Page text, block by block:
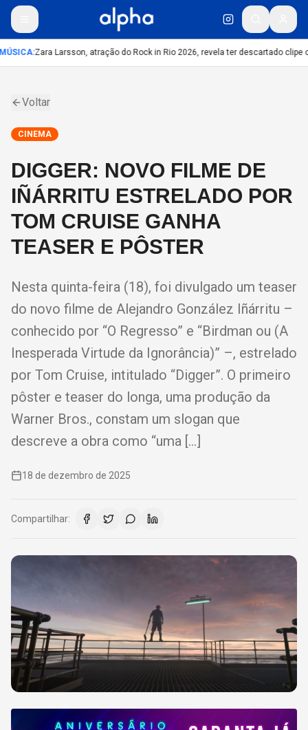
:Zara Larsson, atração do Rock in Rio 2026, revela ter descartado clipe
Voltar
CINEMA
DIGGER: NOVO FILME DE
IÑÁRRITU ESTRELADO POR
TOM CRUISE GANHA
TEASER E PÔSTER
Nesta quinta-feira (18), foi divulgado um teaser
do novo filme de Alejandro González Iñárritu –
conhecido por “O Regresso” e “Birdman ou (A
Inesperada Virtude da Ignorância)” –, estrelado
por Tom Cruise, intitulado “Digger”. O primeiro
pôster e teaser do longa, uma produção da
Warner Bros., constam um slogan que
descreve a obra como “uma […]
18 de dezembro de 2025
Compartilhar: